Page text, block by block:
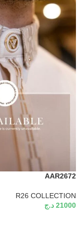
AAR2672
R26 COLLECTION
21000 د.ج